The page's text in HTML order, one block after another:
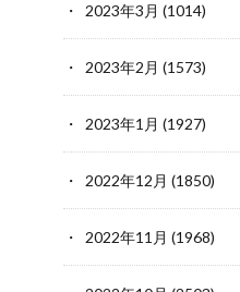
2023年3月 (1014)
2023年2月 (1573)
2023年1月 (1927)
2022年12月 (1850)
2022年11月 (1968)